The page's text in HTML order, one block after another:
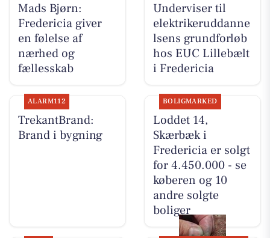
Mads Bjørn:
Fredericia giver
en følelse af
nærhed og
fællesskab
Underviser til
elektrikeruddanne
lsens grundforløb
hos EUC Lillebælt
i Fredericia
ALARM112
TrekantBrand:
Brand i bygning
BOLIGMARKED
Loddet 14,
Skærbæk i
Fredericia er solgt
for 4.450.000 - se
køberen og 10
andre solgte
boliger